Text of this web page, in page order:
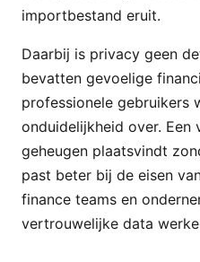
importbestand eruit.
Daarbij is privacy geen
bevatten gevoelige
professionele gebruikers
onduidelijkheid over. Een
geheugen plaatsvindt
past beter bij de eisen
finance teams en
vertrouwelijke data